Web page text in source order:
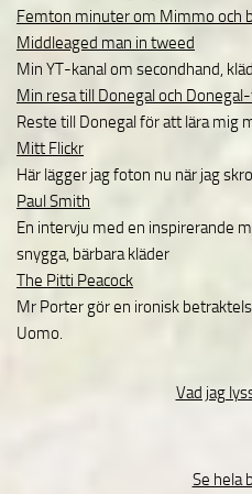
Femton minuter om Mimmo och
Middleaged man in tweed
Min YT-kanal om secondhand,
Min resa till Donegal och
Reste till Donegal för att lära mig
Mitt Flickr
Här lägger jag foton nu när jag
Paul Smith
En intervju med en inspirerande
snygga, bärbara kläder
The Pitti Peacock
Mr Porter gör en ironisk
Uomo.
Vad jag
Se hela